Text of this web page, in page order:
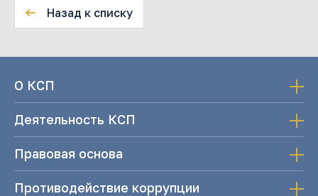
Назад к списку
О КСП
Деятельность КСП
Правовая основа
Противодействие коррупции